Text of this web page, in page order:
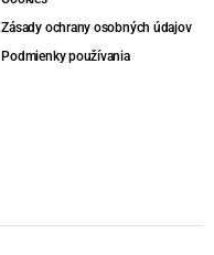
Zásady ochrany osobných údajov
Podmienky používania